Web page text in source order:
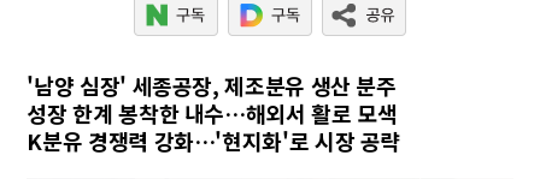
'남양 심장' 세종공장, 제조분유 생산 분주
성장 한계 봉착한 내수…해외서 활로 모색
K분유 경쟁력 강화…'현지화'로 시장 공략